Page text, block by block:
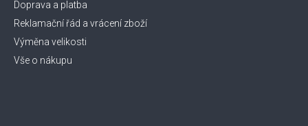
Doprava a platba
Reklamační řád a vrácení zboží
Výměna velikosti
Vše o nákupu